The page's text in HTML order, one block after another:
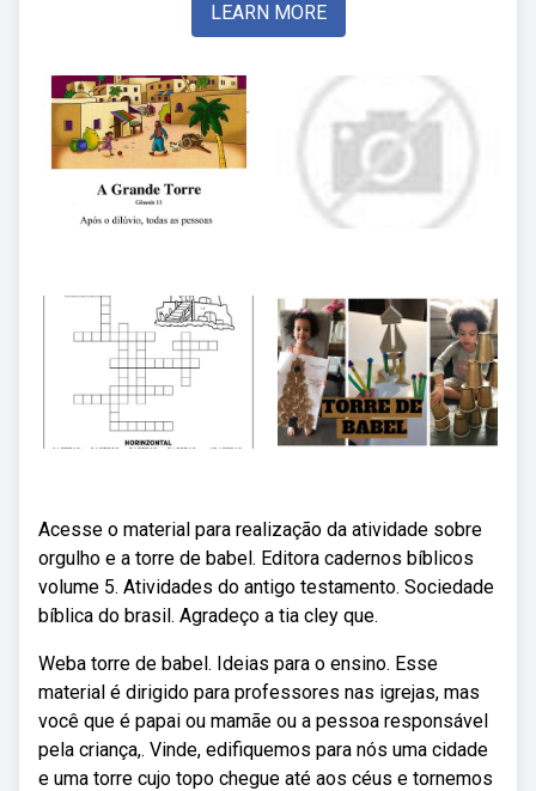
LEARN MORE
Acesse o material para realização da atividade sobre
orgulho e a torre de babel. Editora cadernos bíblicos
volume 5. Atividades do antigo testamento. Sociedade
bíblica do brasil. Agradeço a tia cley que.
Weba torre de babel. Ideias para o ensino. Esse
material é dirigido para professores nas igrejas, mas
você que é papai ou mamãe ou a pessoa responsável
pela criança,. Vinde, edifiquemos para nós uma cidade
e uma torre cujo topo chegue até aos céus e tornemos